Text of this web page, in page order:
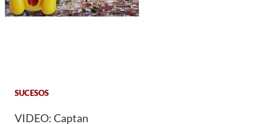
SUCESOS
VIDEO: Captan